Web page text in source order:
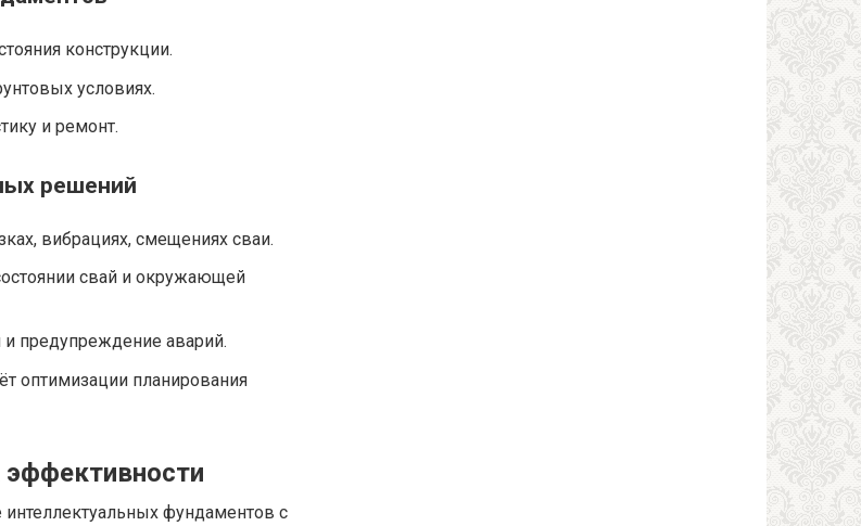
конструкции.
условиях.
и ремонт.
решений
вибрациях, смещениях сваи.
свай и окружающей
предупреждение аварий.
оптимизации планирования
фундаментов с